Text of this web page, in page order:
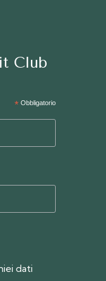
Club
*Obbligatorio
dati